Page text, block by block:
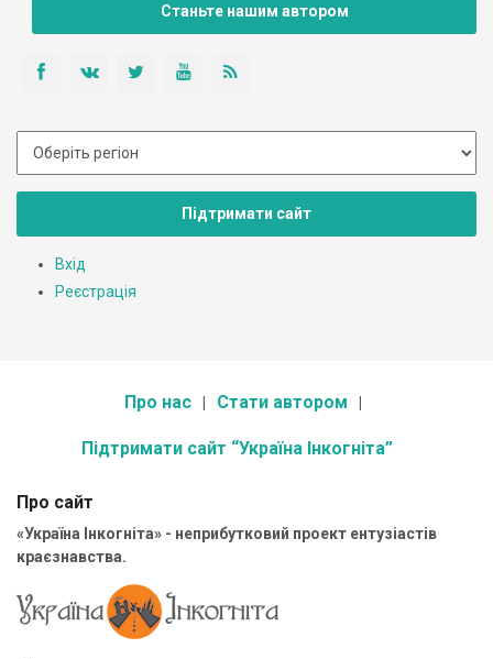
Станьте нашим автором
Підтримати сайт
Вхід
Реєстрація
Про нас Стати автором
Підтримати сайт “Україна Інкогніта”
Про сайт
«Україна Інкогніта» - неприбутковий проект ентузіастів
краєзнавства.